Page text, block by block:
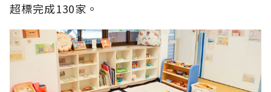
超標完成130家。